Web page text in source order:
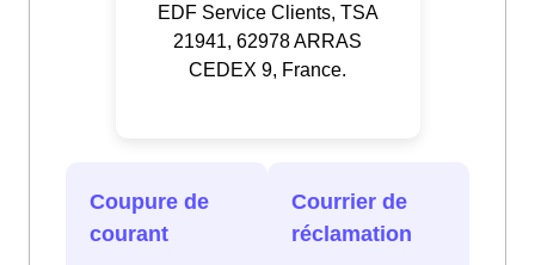
EDF Service Clients, TSA
21941, 62978 ARRAS
CEDEX 9, France.
Coupure de
courant
Courrier de
réclamation